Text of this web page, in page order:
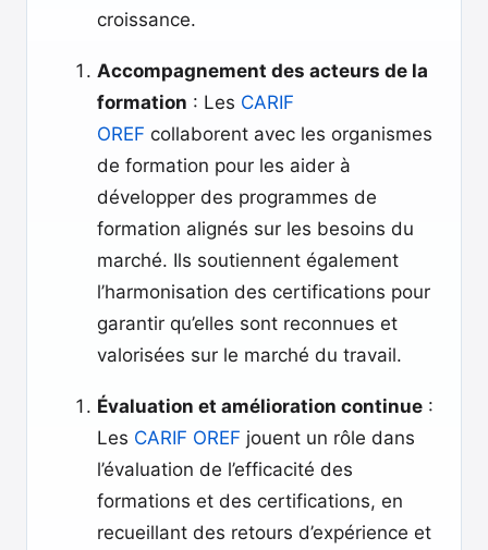
croissance.
Accompagnement des acteurs de la
formation : Les CARIF
OREF collaborent avec les organismes
de formation pour les aider à
développer des programmes de
formation alignés sur les besoins du
marché. Ils soutiennent également
l’harmonisation des certifications pour
garantir qu’elles sont reconnues et
valorisées sur le marché du travail.
Évaluation et amélioration continue :
Les CARIF OREF jouent un rôle dans
l’évaluation de l’efficacité des
formations et des certifications, en
recueillant des retours d’expérience et